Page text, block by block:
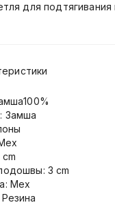
для подтягивания
Замша
cm
3 cm
Мех